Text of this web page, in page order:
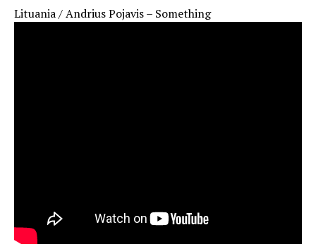
Lituania / Andrius Pojavis – Something